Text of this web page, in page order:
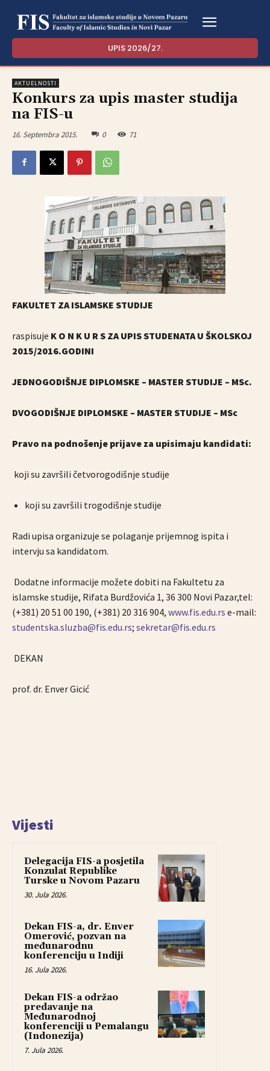
UPIS 2026/27.
AKTUELNOSTI
Konkurs za upis master studija
na FIS-u
16. Septembra 2015. 0 71
FAKULTET ZA ISLAMSKE STUDIJE
raspisuje K O N K U R S ZA UPIS STUDENATA U ŠKOLSKOJ
2015/2016.GODINI
JEDNOGODIŠNJE DIPLOMSKE – MASTER STUDIJE – MSc.
DVOGODIŠNJE DIPLOMSKE – MASTER STUDIJE – MSc
Pravo na podnošenje prijave za upisimaju kandidati:
koji su završili četvorogodišnje studije
koji su završili trogodišnje studije
Radi upisa organizuje se polaganje prijemnog ispita i
intervju sa kandidatom.
Dodatne informacije možete dobiti na Fakultetu za
islamske studije, Rifata Burdžovića 1, 36 300 Novi Pazar,tel:
(+381) 20 51 00 190, (+381) 20 316 904, www.fis.edu.rs e-mail:
studentska.sluzba@fis.edu.rs; sekretar@fis.edu.rs
DEKAN
prof. dr. Enver Gicić
Vijesti
Delegacija FIS-a posjetila
Konzulat Republike
Turske u Novom Pazaru
30. Jula 2026.
Dekan FIS-a, dr. Enver
Omerović, pozvan na
međunarodnu
konferenciju u Indiji
16. Jula 2026.
Dekan FIS-a održao
predavanje na
Međunarodnoj
konferenciji u Pemalangu
(Indonezija)
7. Jula 2026.